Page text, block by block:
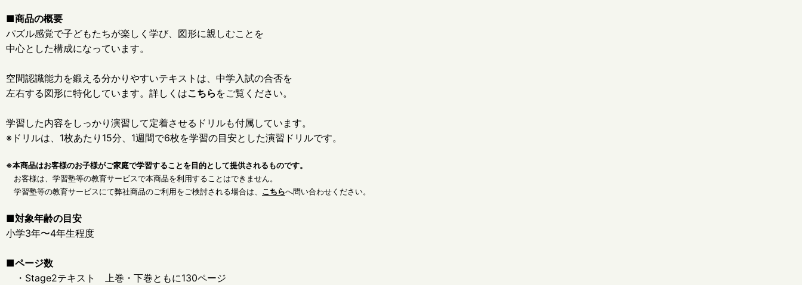
■商品の概要
パズル感覚で子どもたちが楽しく学び、図形に親しむことを
中心とした構成になっています。
空間認識能力を鍛える分かりやすいテキストは、中学入試の合否を
左右する図形に特化しています。詳しくはこちら をご覧ください。
学習した内容をしっかり演習して定着させるドリルも付属しています。
※ドリルは、1枚あたり15分、1週間で6枚を学習の目安とした演習ドリルです。
※本商品はお客様のお子様がご家庭で学習することを目的として提供されるものです。
お客様は、学習塾等の教育サービスで本商品を利用することはできません。
学習塾等の教育サービスにて弊社商品のご利用をご検討される場合は、 こちらへ問い合わせください。
■対象年齢の目安
小学3年〜4年生程度
■ページ数
・Stage2テキスト 上巻・下巻ともに130ページ